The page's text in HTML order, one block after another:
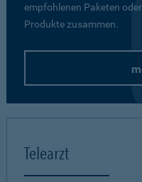
empfohlenen Paketen
Produkte zusammen.
Telearzt